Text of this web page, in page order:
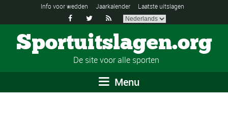
Info voor wedden Jaarkalender Laatste uitslagen
  
Sportuitslagen.org
De site voor alle sporten
Menu